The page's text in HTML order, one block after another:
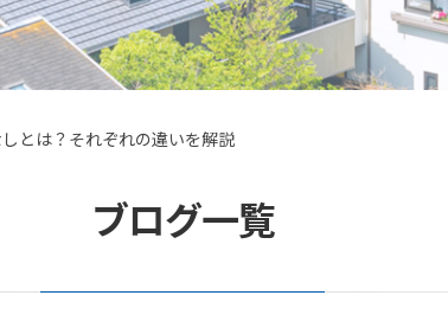
とは？それぞれの違いを解説
ブログ一覧